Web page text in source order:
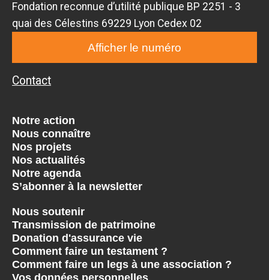
Fondation reconnue d’utilité publique BP 2251 - 3
quai des Célestins 69229 Lyon Cedex 02
Afficher le numéro
Contact
Notre action
Nous connaître
Nos projets
Nos actualités
Notre agenda
S’abonner à la newsletter
Nous soutenir
Transmission de patrimoine
Donation d'assurance vie
Comment faire un testament ?
Comment faire un legs à une association ?
Vos données personnelles